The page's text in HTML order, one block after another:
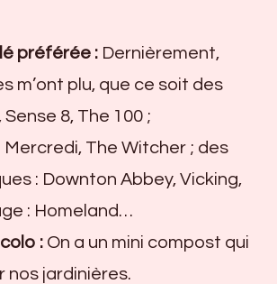
préférée : Dernièrement,
m’ont plu, que ce soit des
Sense 8, The 100 ;
The Witcher ; des
: Downton Abbey, Vicking,
: Homeland…
: On a un mini compost qui
nos jardinières.